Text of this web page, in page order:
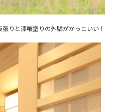
りと漆喰塗りの外壁がかっこいい！